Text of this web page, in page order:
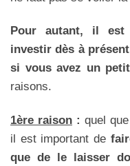
Pour autant, il est
investir dès à
si vous avez un
raisons.
1ère raison : quel
il est important de
que de le laisser